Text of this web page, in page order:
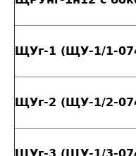
ЩУг-1 (ЩУ-1/1-
ЩУг-2 (ЩУ-1/2-